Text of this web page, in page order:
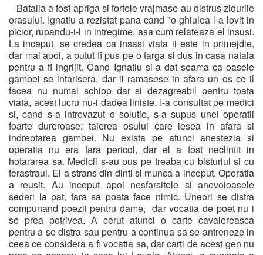
Batalia a fost apriga si fortele vrajmase au distrus zidurile
orasului. Ignatiu a rezistat pana cand "o ghiulea l-a lovit in
picior, rupandu-i-l in intregime, asa cum relateaza el insusi.
La inceput, se credea ca insasi viata ii este in primejdie,
dar mai apoi, a putut fi pus pe o targa si dus in casa natala
pentru a fi ingrijit. Cand Ignatiu si-a dat seama ca oasele
gambei se intarisera, dar ii ramasese in afara un os ce il
facea nu numai schiop dar si dezagreabil pentru toata
viata, acest lucru nu-i dadea liniste. I-a consultat pe medici
si, cand s-a intrevazut o solutie, s-a supus unei operatii
foarte dureroase: taierea osului care iesea in afara si
indreptarea gambei. Nu exista pe atunci anestezia si
operatia nu era fara pericol, dar el a fost neclintit in
hotararea sa. Medicii s-au pus pe treaba cu bisturiul si cu
ferastraul. El a strans din dinti si munca a inceput. Operatia
a reusit. Au inceput apoi nesfarsitele si anevoioasele
sederi la pat, fara sa poata face nimic. Uneori se distra
compunand poezii pentru dame, dar vocatia de poet nu i
se prea potrivea. A cerut atunci o carte cavalereasca
pentru a se distra sau pentru a continua sa se antreneze in
ceea ce considera a fi vocatia sa, dar carti de acest gen nu